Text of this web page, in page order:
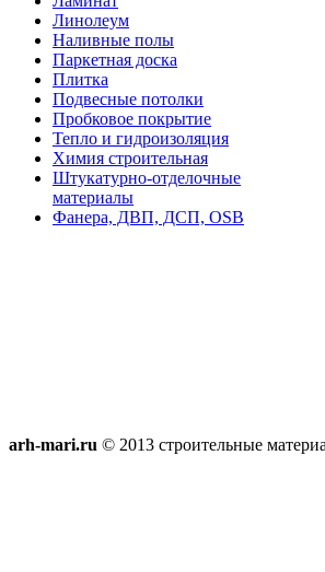
Линолеум
Наливные полы
Паркетная доска
Плитка
Подвесные потолки
Пробковое покрытие
Тепло и гидроизоляция
Химия строительная
Штукатурно-отделочные
материалы
Фанера, ДВП, ДСП, OSB
arh-mari.ru © 2013 строительные